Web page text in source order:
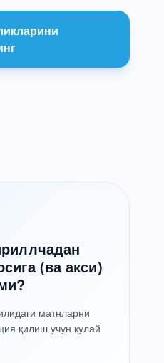
(ва акси)
матнларни
қилиш учун қулай